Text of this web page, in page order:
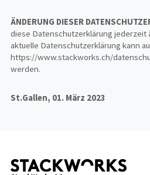
ÄNDERUNG DIESER
diese Datenschutzerklärung jederzeit
aktuelle Datenschutzerklärung kann
https://www.stackworks.ch/
werden.
St.Gallen, 01. März 2023